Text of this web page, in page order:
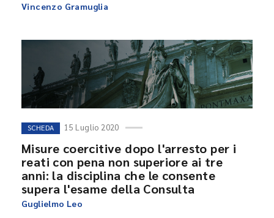
Vincenzo Gramuglia
SCHEDA 15 Luglio 2020
Misure coercitive dopo l'arresto per i
reati con pena non superiore ai tre
anni: la disciplina che le consente
supera l'esame della Consulta
Guglielmo Leo